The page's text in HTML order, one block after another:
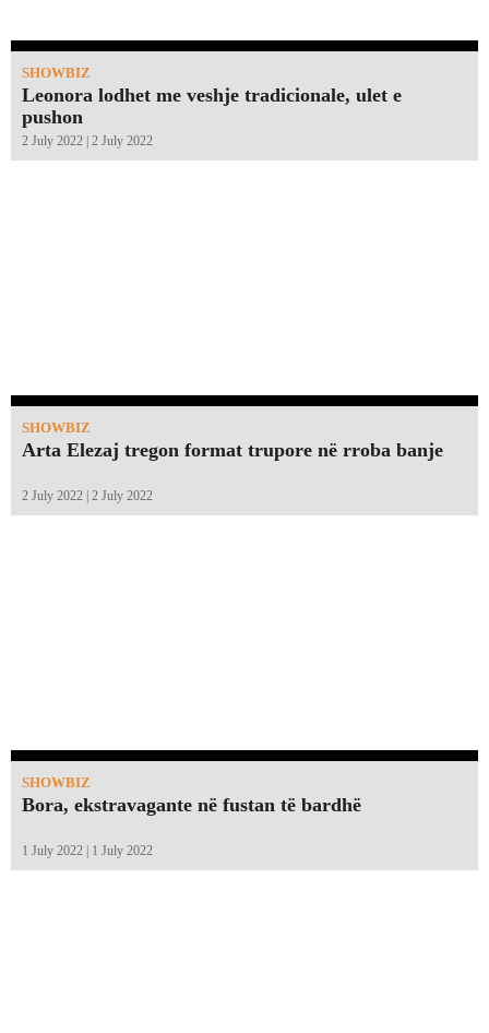
SHOWBIZ
Leonora lodhet me veshje tradicionale, ulet e
pushon
2 July 2022 | 2 July 2022
SHOWBIZ
Arta Elezaj tregon format trupore në rroba banje
2 July 2022 | 2 July 2022
SHOWBIZ
Bora, ekstravagante në fustan të bardhë
1 July 2022 | 1 July 2022